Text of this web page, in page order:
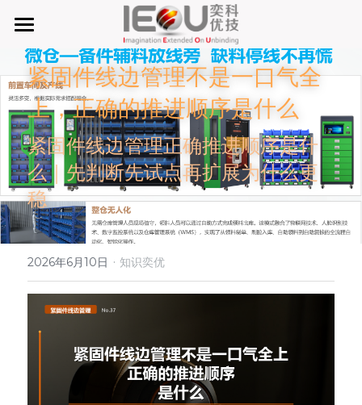
首页
微仓
D系微仓（热销）
产品与服务
单元智能化
单元智慧化
6S精益管理必备品
行业应用及案列
MRO工业物料智能化管理
手机平板智能存储
废旧家电拆解解决方案
商超快递配送解决方案
关于奕优
公司介绍
知识奕优
Lean Manufacturing（精益生产和管理）
新闻动态
搜索
紧固件线边管理不是一口气全
上，正确的推进顺序是什么
紧固件线边管理正确推进顺序是什
么｜先判断先试点再扩展为什么更
稳
2026年6月10日 · 知识奕优